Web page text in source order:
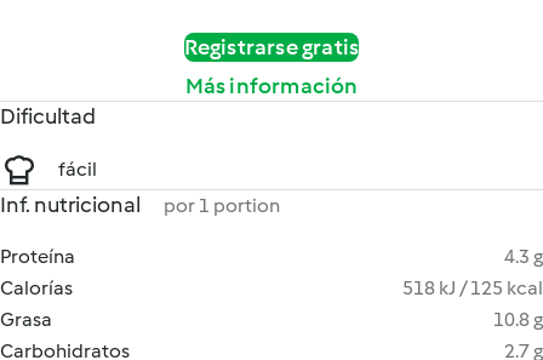
Registrarse gratis
Más información
Dificultad
fácil
Inf. nutricional por 1 portion
Proteína
4.3 g
Calorías
518 kJ / 125 kcal
Grasa
10.8 g
Carbohidratos
2.7 g